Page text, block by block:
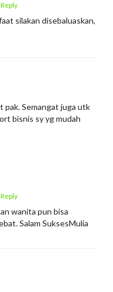
silakan disebaluaskan,
pak. Semangat juga utk
bisnis sy yg mudah
wanita pun bisa
Salam SuksesMulia